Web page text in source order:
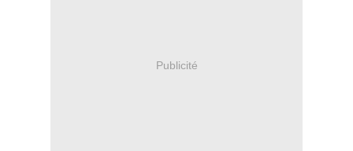
Publicité